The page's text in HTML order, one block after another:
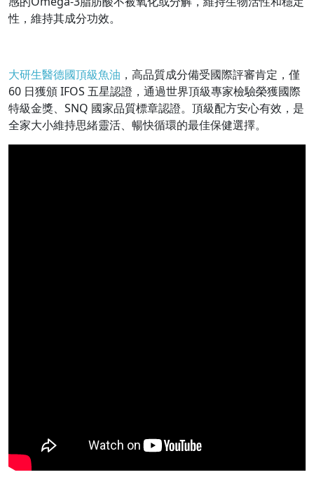
性，維持其成分功效。
大研生醫德國頂級魚油 ，高品質成分備受國際評審肯定，僅
60 日獲頒 IFOS 五星認證，通過世界頂級專家檢驗榮獲國際
特級金獎、SNQ 國家品質標章認證。頂級配方安心有效，是
全家大小維持思緒靈活、暢快循環的最佳保健選擇。